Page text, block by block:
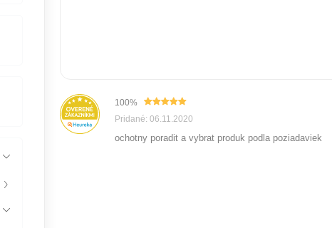
100%
Pridané: 06.11.2020
ochotny poradit a vybrat produk podla poziadaviek